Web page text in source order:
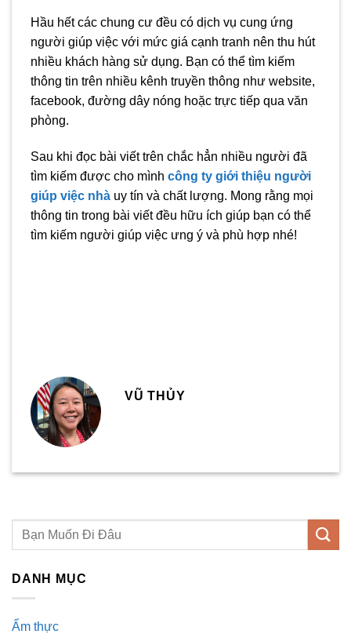
Hầu hết các chung cư đều có dịch vụ cung ứng
người giúp việc với mức giá cạnh tranh nên thu hút
nhiều khách hàng sử dụng. Bạn có thể tìm kiếm
thông tin trên nhiều kênh truyền thông như website,
facebook, đường dây nóng hoặc trực tiếp qua văn
phòng.
Sau khi đọc bài viết trên chắc hẳn nhiều người đã
tìm kiếm được cho mình công ty giới thiệu người
giúp việc nhà uy tín và chất lượng. Mong rằng mọi
thông tin trong bài viết đều hữu ích giúp bạn có thể
tìm kiếm người giúp việc ưng ý và phù hợp nhé!
VŨ THỦY
DANH MỤC
Ẩm thực